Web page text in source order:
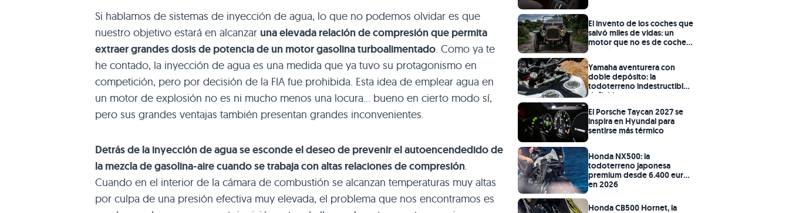
Si hablamos de sistemas de inyección de agua, lo que no podemos olvidar es que
nuestro objetivo estará en alcanzar una elevada relación de compresión que permita
extraer grandes dosis de potencia de un motor gasolina turboalimentado. Como ya te
he contado, la inyección de agua es una medida que ya tuvo su protagonismo en
competición, pero por decisión de la FIA fue prohibida. Esta idea de emplear agua en
un motor de explosión no es ni mucho menos una locura… bueno en cierto modo sí,
pero sus grandes ventajas también presentan grandes inconvenientes.
Detrás de la inyección de agua se esconde el deseo de prevenir el autoencendedido de
la mezcla de gasolina-aire cuando se trabaja con altas relaciones de compresión.
Cuando en el interior de la cámara de combustión se alcanzan temperaturas muy altas
por culpa de una presión efectiva muy elevada, el problema que nos encontramos es
El invento de los coches que
salvó miles de vidas: un
motor que no es de coche
ni avión
Yamaha aventurera con
doble depósito: la
todoterreno indestructible
definitiva
El Porsche Taycan 2027 se
inspira en Hyundai para
sentirse más térmico
Honda NX500: la
todoterreno japonesa
premium desde 6.400 euros
en 2026
Honda CB500 Hornet, la